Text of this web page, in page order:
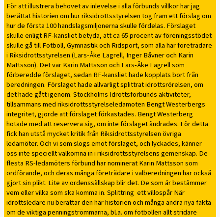
För att illustrera behovet av inlevelse i alla förbunds villkor har jag
berättat historien om hur riksidrottsstyrelsen tog fram ett förslag om
hur de första 100 handslagsmiljonerna skulle fördelas. Förslaget
skulle enligt RF-kansliet betyda, att ca 65 procent av föreningsstödet
skulle gå till Fotboll, Gymnastik och Ridsport, som alla har företrädare
i Riksidrottsstyrelsen (Lars-Åke Lagrell, Inger Båvner och Karin
Mattsson). Det var Karin Mattsson och Lars-Åke Lagrell som
förberedde förslaget, sedan RF-kansliet hade kopplats bort från
beredningen. Förslaget hade allvarligt splittrat idrottsrörelsen, om
det hade gått igenom. Stockholms Idrottsförbunds aktiviteter,
tillsammans med riksidrottsstyrelseledamoten Bengt Westerbergs
integritet, gjorde att förslaget förkastades. Bengt Westerberg
hotade med att reservera sig, om inte förslaget ändrades. För detta
fick han utstå mycket kritik från Riksidrottsstyrelsen övriga
ledamöter. Och vi som slogs emot förslaget, och lyckades, känner
oss inte speciellt välkomna in i riksidrottsstyrelsens gemenskap. De
flesta RS-ledamöters förbund har nominerat Karin Mattsson som
ordförande, och deras många företrädare i valberedningen har också
gjort sin plikt. Lite av ordenssällskap blir det. De som är bestämmer
vem eller vilka som ska komma in. Splittring  ett villospår När
idrottsledare nu berättar den här historien och många andra nya fakta
om de viktiga penningströmmarna, bl.a. om fotbollen allt stridare